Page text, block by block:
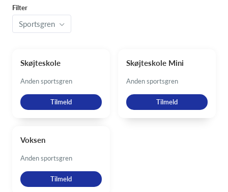
Filter
Sportsgren
Skøjteskole
Anden sportsgren
Tilmeld
Skøjteskole Mini
Anden sportsgren
Tilmeld
Voksen
Anden sportsgren
Tilmeld